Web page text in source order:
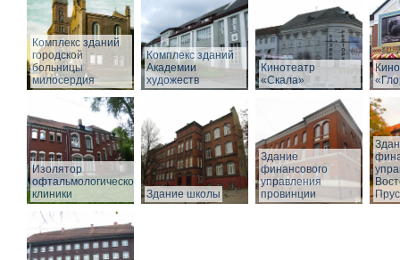
Комплекс зданий
городской
больницы
милосердия
Комплекс зданий
Академии
художеств
Кинотеатр
«Скала»
Изолятор
офтальмологической
клиники
Здание школы
Здание
финансового
управления
провинции